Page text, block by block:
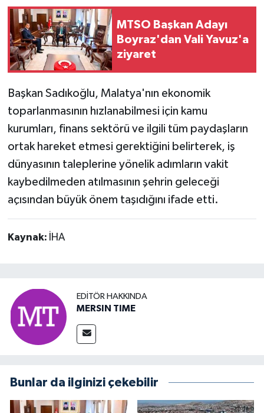
MTSO Başkan Adayı
Boyraz'dan Vali Yavuz'a
ziyaret
Başkan Sadıkoğlu, Malatya'nın ekonomik
toparlanmasının hızlanabilmesi için kamu
kurumları, finans sektörü ve ilgili tüm paydaşların
ortak hareket etmesi gerektiğini belirterek, iş
dünyasının taleplerine yönelik adımların vakit
kaybedilmeden atılmasının şehrin geleceği
açısından büyük önem taşıdığını ifade etti.
Kaynak: İHA
EDITÖR HAKKINDA
MERSIN TIME
Bunlar da ilginizi çekebilir